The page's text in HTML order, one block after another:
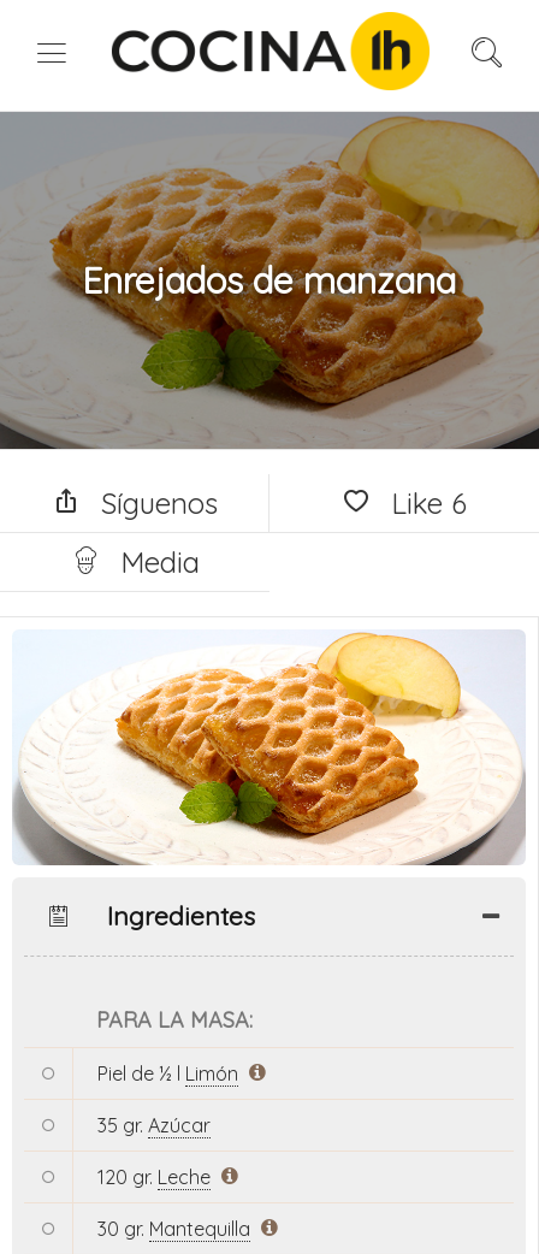
Enrejados de manzana
Síguenos Like 6
Media
Ingredientes
PARA LA MASA:
Piel de ½ l Limón
35 gr. Azúcar
120 gr. Leche
30 gr. Mantequilla